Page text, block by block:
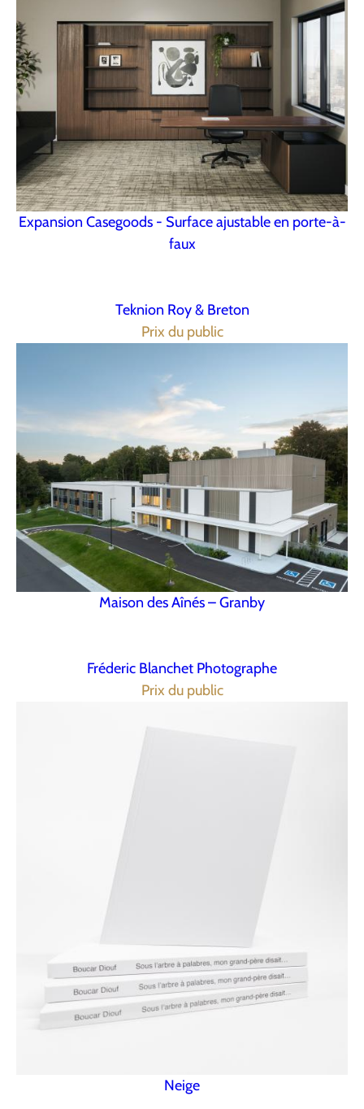
Expansion Casegoods - Surface ajustable en porte-à-
faux
Teknion Roy & Breton
Prix du public
Maison des Aînés – Granby
Fréderic Blanchet Photographe
Prix du public
Neige